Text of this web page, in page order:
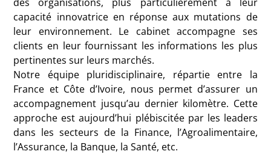
capacité innovatrice en réponse aux mutations de
leur environnement. Le cabinet accompagne ses
clients en leur fournissant les informations les plus
pertinentes sur leurs marchés.
Notre équipe pluridisciplinaire, répartie entre la
France et Côte d’Ivoire, nous permet d’assurer un
accompagnement jusqu’au dernier kilomètre. Cette
approche est aujourd’hui plébiscitée par les leaders
dans les secteurs de la Finance, l’Agroalimentaire,
l’Assurance, la Banque, la Santé, etc.